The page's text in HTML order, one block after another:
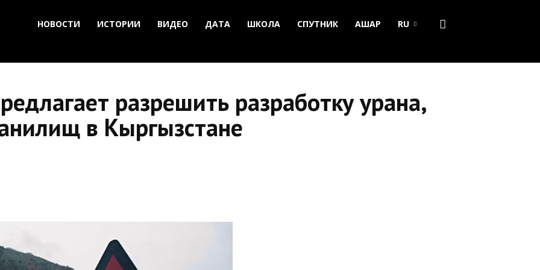
НОВОСТИ ИСТОРИИ ВИДЕО ДАТА ШКОЛА СПУТНИК АШАР RU
разрешить разработку урана,
в Кыргызстане